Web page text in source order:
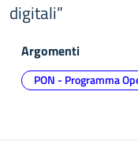
digitali”
Argomenti
PON - Programma